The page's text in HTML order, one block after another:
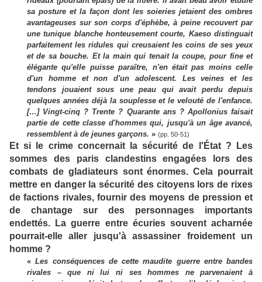
sa posture et la façon dont les soieries jetaient des ombres
avantageuses sur son corps d'éphèbe, à peine recouvert par
une tunique blanche honteusement courte, Kaeso distinguait
parfaitement les ridules qui creusaient les coins de ses yeux
et de sa bouche. Et la main qui tenait la coupe, pour fine et
élégante qu'elle puisse paraître, n'en était pas moins celle
d'un homme et non d'un adolescent. Les veines et les
tendons jouaient sous une peau qui avait perdu depuis
quelques années déjà la souplesse et le velouté de l'enfance.
[…] Vingt-cinq ? Trente ? Quarante ans ? Apollonius faisait
partie de cette classe d'hommes qui, jusqu'à un âge avancé,
ressemblent à de jeunes garçons. » (pp. 50-51)
Et si le crime concernait la sécurité de l'État ? Les
sommes des paris clandestins engagées lors des
combats de gladiateurs sont énormes. Cela pourrait
mettre en danger la sécurité des citoyens lors de rixes
de factions rivales, fournir des moyens de pression et
de chantage sur des personnages importants
endettés. La guerre entre écuries souvent acharnée
pourrait-elle aller jusqu'à assassiner froidement un
homme ?
«Les conséquences de cette maudite guerre entre bandes
rivales – que ni lui ni ses hommes ne parvenaient à